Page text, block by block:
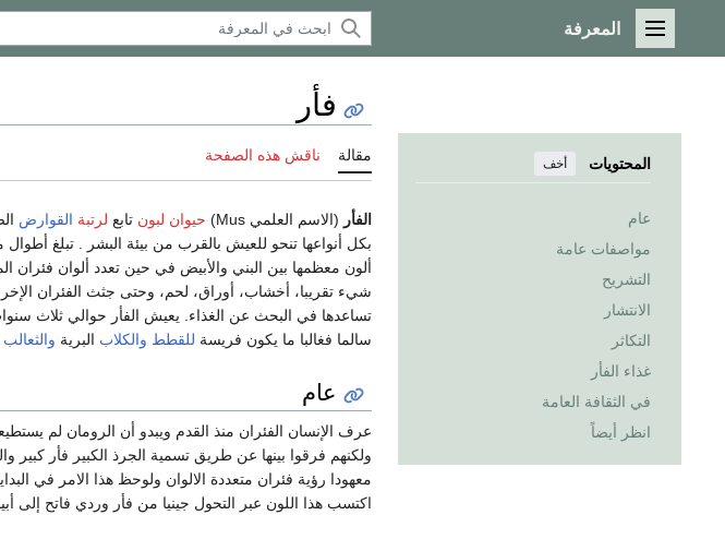
القائمة الرئيسية
المعرفة
المحتويات أخف
عام
مواصفات عامة
التشريح
الانتشار
التكاثر
غذاء الفأر
في الثقافة العامة
انظر أيضاً
فأر
مقالة ناقش هذه الصفحة
الفأر (الاسم العلمي Mus) حيوان لبون تابع لرتبة القوارض
بكل أنواعها تنحو للعيش بالقرب من بيئة البشر . تبلغ أطوال معظم
ألون معظمها بين البني والأبيض في حين تعدد ألوان فئران
شيء تقريبا، أخشاب، أوراق، لحم، وحتى جثث الفئران
تساعدها في البحث عن الغذاء. يعيش الفأر حوالي ثلاث
سالما فغالبا ما يكون فريسة للقطط والكلاب البرية والثعالب
عام
عرف الإنسان الفئران منذ القدم ويبدو أن الرومان لم
ولكنهم فرقوا بينها عن طريق تسمية الجرذ الكبير فأر كبير
اكتسب هذا اللون عبر التحول جينيا من فأر وردي فاتح إلى